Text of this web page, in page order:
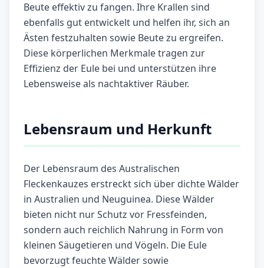
Beute effektiv zu fangen. Ihre Krallen sind
ebenfalls gut entwickelt und helfen ihr, sich an
Ästen festzuhalten sowie Beute zu ergreifen.
Diese körperlichen Merkmale tragen zur
Effizienz der Eule bei und unterstützen ihre
Lebensweise als nachtaktiver Räuber.
Lebensraum und Herkunft
Der Lebensraum des Australischen
Fleckenkauzes erstreckt sich über dichte Wälder
in Australien und Neuguinea. Diese Wälder
bieten nicht nur Schutz vor Fressfeinden,
sondern auch reichlich Nahrung in Form von
kleinen Säugetieren und Vögeln. Die Eule
bevorzugt feuchte Wälder sowie